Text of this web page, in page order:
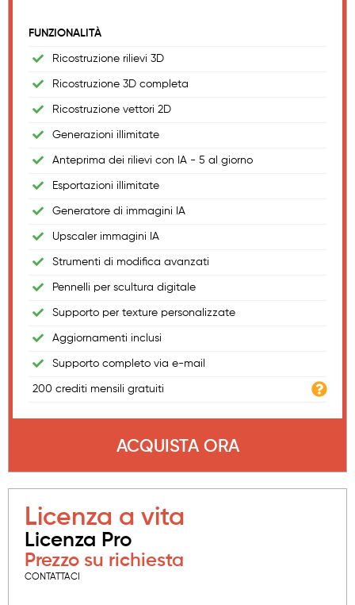
FUNZIONALITÀ
Ricostruzione rilievi 3D
Ricostruzione 3D completa
Ricostruzione vettori 2D
Generazioni illimitate
Anteprima dei rilievi con IA - 5 al giorno
Esportazioni illimitate
Generatore di immagini IA
Upscaler immagini IA
Strumenti di modifica avanzati
Pennelli per scultura digitale
Supporto per texture personalizzate
Aggiornamenti inclusi
Supporto completo via e-mail
200 crediti mensili gratuiti
ACQUISTA ORA
Licenza a vita
Licenza Pro
Prezzo su richiesta
CONTATTACI